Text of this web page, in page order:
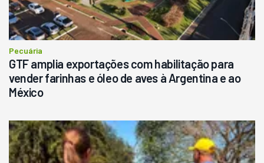
Pecuária
GTF amplia exportações com habilitação para
vender farinhas e óleo de aves à Argentina e ao
México